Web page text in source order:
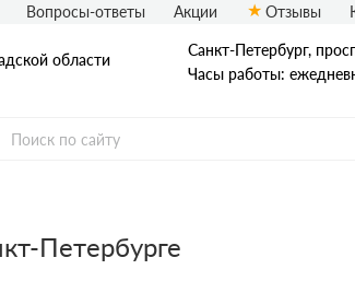
области
Санкт-Петербург,
Часы работы:
Стальные трубы
Вопросы-ответы Акции Отзывы
Петербурге